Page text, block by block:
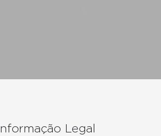
Informação Legal